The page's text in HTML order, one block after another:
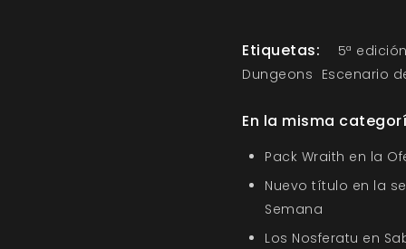
Etiquetas:
5ª
Dungeons Escenario
En la misma
Pack Wraith en la
Nuevo título en la
Semana
Los Nosferatu en